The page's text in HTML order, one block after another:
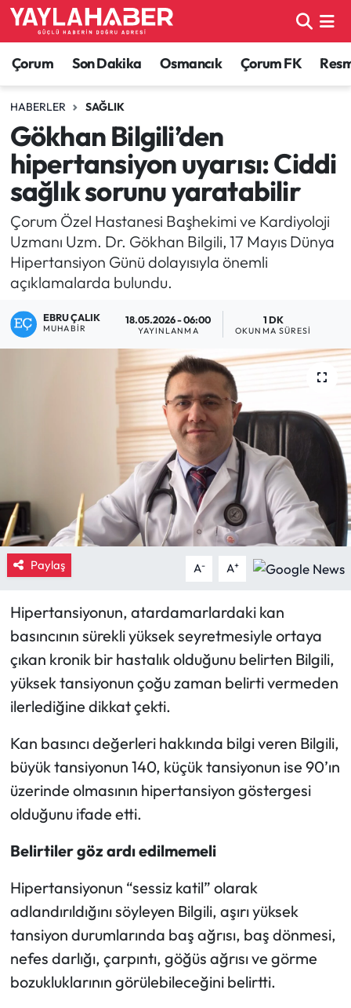
Çorum Son Dakika Osmancık Çorum FK
HABERLER SAĞLIK
Gökhan Bilgili’den
hipertansiyon uyarısı: Ciddi
sağlık sorunu yaratabilir
Çorum Özel Hastanesi Başhekimi ve Kardiyoloji
Uzmanı Uzm. Dr. Gökhan Bilgili, 17 Mayıs Dünya
Hipertansiyon Günü dolayısıyla önemli
açıklamalarda bulundu.
EBRU ÇALIK
MUHABIR
18.05.2026 - 06:00
YAYINLANMA
1 DK
OKUNMA SÜRESI
Paylaş A- A+
Hipertansiyonun, atardamarlardaki kan
basıncının sürekli yüksek seyretmesiyle ortaya
çıkan kronik bir hastalık olduğunu belirten Bilgili,
yüksek tansiyonun çoğu zaman belirti vermeden
ilerlediğine dikkat çekti.
Kan basıncı değerleri hakkında bilgi veren Bilgili,
büyük tansiyonun 140, küçük tansiyonun ise 90’ın
üzerinde olmasının hipertansiyon göstergesi
olduğunu ifade etti.
Belirtiler göz ardı edilmemeli
Hipertansiyonun “sessiz katil” olarak
adlandırıldığını söyleyen Bilgili, aşırı yüksek
tansiyon durumlarında baş ağrısı, baş dönmesi,
nefes darlığı, çarpıntı, göğüs ağrısı ve görme
bozukluklarının görülebileceğini belirtti.
Alaca Haberleri
Bayat Haberleri
Bilgi - Keşfet Haberleri
Bilim ve Teknoloji
Boğazkale Haberleri
Çorum Haberleri
İskilip Haberleri
Kargı Haberleri
Kimdir?
Kültür Sanat
Laçin Haberleri
Magazin
Mecitözü Haberleri
Oğuzlar Haberleri
Ortaköy Haberleri
Osmancık Haberleri
Otomotiv
Resmi İlan
Resmi Reklam
Çorum Nöbetçi Eczaneler
Çorum Hava Durumu
Çorum Namaz Vakitleri
Çorum Trafik Yoğunluk Haritası
TFF 1.Lig Puan Durumu ve Fikstür
Tüm Manşetler